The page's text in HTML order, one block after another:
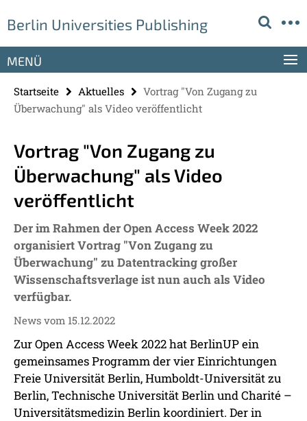
direkt
Inhalt
Berlin Universities Publishing
Service-
MENÜ
Startseite Aktuelles
Vortrag "Von Zugang zu
Überwachung" als Video veröffentlicht
Vortrag "Von Zugang zu
Überwachung" als Video
veröffentlicht
Der im Rahmen der Open Access Week 2022
organisiert Vortrag "Von Zugang zu
Überwachung" zu Datentracking großer
Wissenschaftsverlage ist nun auch als Video
verfügbar.
News vom 15.12.2022
Zur Open Access Week 2022 hat BerlinUP ein
gemeinsames Programm der vier Einrichtungen
Freie Universität Berlin, Humboldt-Universität zu
Berlin, Technische Universität Berlin und Charité –
Universitätsmedizin Berlin koordiniert. Der in